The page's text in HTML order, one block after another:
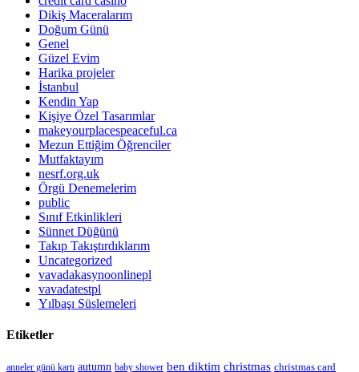
Dikiş Maceralarım
Doğum Günü
Genel
Güzel Evim
Harika projeler
İstanbul
Kendin Yap
Kişiye Özel Tasarımlar
makeyourplacespeaceful.ca
Mezun Ettiğim Öğrenciler
Mutfaktayım
nesrf.org.uk
Örgü Denemelerim
public
Sınıf Etkinlikleri
Sünnet Düğünü
Takıp Takıştırdıklarım
Uncategorized
vavadakasynoonlinepl
vavadatestpl
Yılbaşı Süslemeleri
Etiketler
anneler günü kartı autumn baby shower ben diktim christmas christmas card